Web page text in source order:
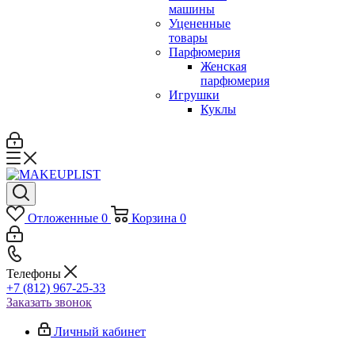
машины
Уцененные
товары
Парфюмерия
Женская
парфюмерия
Игрушки
Куклы
Отложенные 0 Корзина 0
Телефоны
+7 (812) 967-25-33
Заказать звонок
Личный кабинет